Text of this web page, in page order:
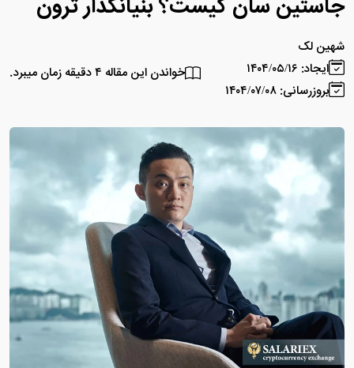
جاستین سان کیست؟ بنیانگذار ترون
شهین لک
ایجاد: ۱۴۰۴/۰۵/۱۶
بروزرسانی: ۱۴۰۴/۰۷/۰۸
خواندن این مقاله ۴ دقیقه زمان میبرد.